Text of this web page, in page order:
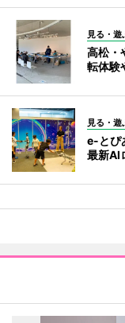
見る・遊
高松・
転体験
見る・遊
e-とぴ
最新AI